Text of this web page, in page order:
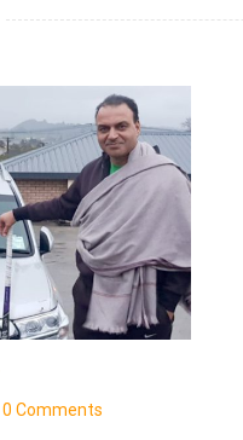
0 Comments